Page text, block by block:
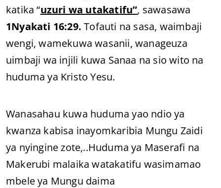
katika “uzuri wa utakatifu”, sawasawa
1Nyakati 16:29. Tofauti na sasa, waimbaji
wengi, wamekuwa wasanii, wanageuza
uimbaji wa injili kuwa Sanaa na sio wito na
huduma ya Kristo Yesu.
Wanasahau kuwa huduma yao ndio ya
kwanza kabisa inayomkaribia Mungu Zaidi
ya nyingine zote,..Huduma ya Maserafi na
Makerubi malaika watakatifu wasimamao
mbele ya Mungu daima